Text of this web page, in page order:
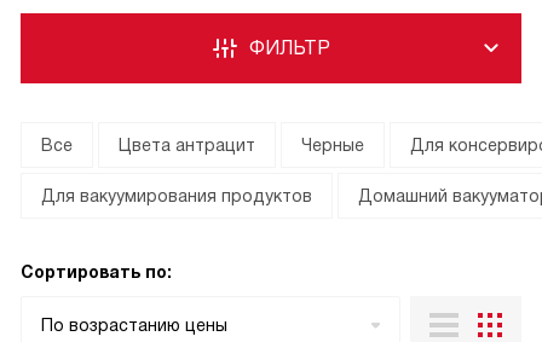
ФИЛЬТР
Все Цвета антрацит Черные Для
Для вакуумирования продуктов Домашний
Сортировать по:
По возрастанию цены